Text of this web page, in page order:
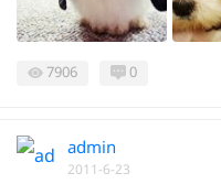
7906 0
admin
2011-6-23